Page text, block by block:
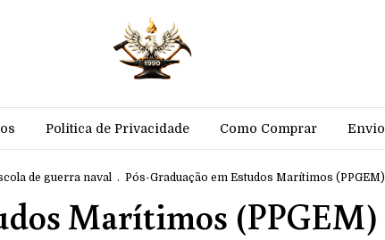
Politica de Privacidade Como Comprar Envio
de guerra naval . Pós-Graduação em Estudos Marítimos (PPGEM)
Marítimos (PPGEM)